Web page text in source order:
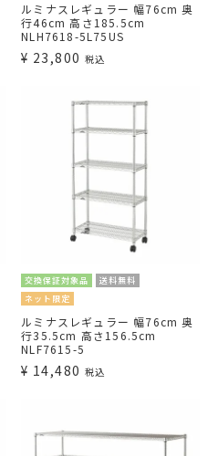
ルミナスレギュラー 幅76cm 奥
行46cm 高さ185.5cm
NLH7618-5L75US
¥ 23,800 税込
交換保証対象品
送料無料
ネット限定
ルミナスレギュラー 幅76cm 奥
行35.5cm 高さ156.5cm
NLF7615-5
¥ 14,480 税込